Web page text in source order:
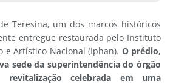
Teresina, um dos marcos históricos
entregue restaurada pelo Instituto
e Artístico Nacional (Iphan). O prédio,
sede da superintendência do órgão
celebrada em uma